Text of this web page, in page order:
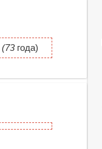
(73года)